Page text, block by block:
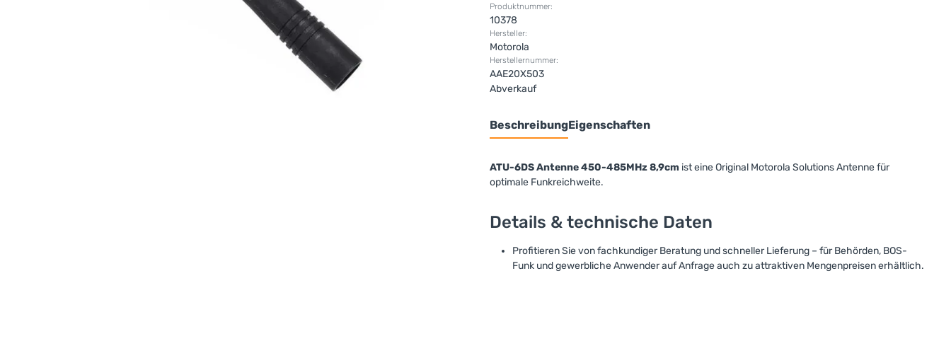
Produktnummer:
10378
Hersteller:
Motorola
Herstellernummer:
AAE20X503
Abverkauf
BeschreibungEigenschaften
ATU-6DS Antenne 450-485MHz 8,9cm ist eine Original Motorola Solutions Antenne für
optimale Funkreichweite.
Details & technische Daten
Profitieren Sie von fachkundiger Beratung und schneller Lieferung – für Behörden, BOS-
Funk und gewerbliche Anwender auf Anfrage auch zu attraktiven Mengenpreisen erhältlich.